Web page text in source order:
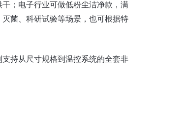
；电子行业可做低粉尘洁净款，满
菌、科研试验等场景，也可根据特
持从尺寸规格到温控系统的全套非